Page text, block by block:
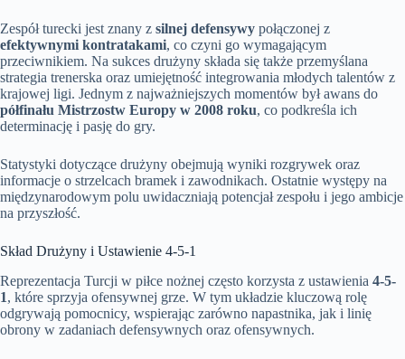
Zespół turecki jest znany z silnej defensywy połączonej z
efektywnymi kontratakami, co czyni go wymagającym
przeciwnikiem. Na sukces drużyny składa się także przemyślana
strategia trenerska oraz umiejętność integrowania młodych talentów z
krajowej ligi. Jednym z najważniejszych momentów był awans do
półfinału Mistrzostw Europy w 2008 roku, co podkreśla ich
determinację i pasję do gry.
Statystyki dotyczące drużyny obejmują wyniki rozgrywek oraz
informacje o strzelcach bramek i zawodnikach. Ostatnie występy na
międzynarodowym polu uwidaczniają potencjał zespołu i jego ambicje
na przyszłość.
Skład Drużyny i Ustawienie 4-5-1
Reprezentacja Turcji w piłce nożnej często korzysta z ustawienia 4-5-
1, które sprzyja ofensywnej grze. W tym układzie kluczową rolę
odgrywają pomocnicy, wspierając zarówno napastnika, jak i linię
obrony w zadaniach defensywnych oraz ofensywnych.